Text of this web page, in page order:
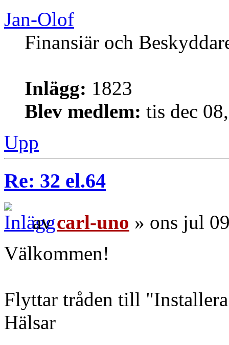
Jan-Olof
Finansiär och
Inlägg: 1823
Blev medlem: tis dec
Upp
Re: 32 el.64
avcarl-uno » ons jul
Välkommen!
Flyttar tråden till
Hälsar